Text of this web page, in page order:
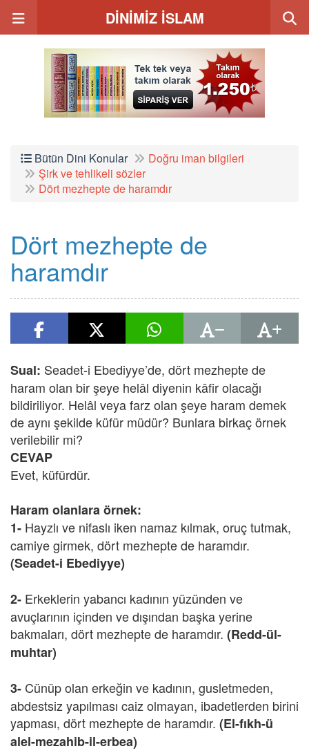
DİNİMİZ İSLAM
Bütün Dini Konular
Doğru iman bilgileri
Şirk ve tehlikeli sözler
Dört mezhepte de haramdır
Dört mezhepte de
haramdır
Sual: Seadet-i Ebediyye’de, dört mezhepte de
haram olan bir şeye helâl diyenin kâfir olacağı
bildiriliyor. Helâl veya farz olan şeye haram demek
de aynı şekilde küfür müdür? Bunlara birkaç örnek
verilebilir mi?
CEVAP
Evet, küfürdür.
Haram olanlara örnek:
1- Hayzlı ve nifaslı iken namaz kılmak, oruç tutmak,
camiye girmek, dört mezhepte de haramdır.
(Seadet-i Ebediyye)
2- Erkeklerin yabancı kadının yüzünden ve
avuçlarının içinden ve dışından başka yerine
bakmaları, dört mezhepte de haramdır. (Redd-ül-
muhtar)
3- Cünüp olan erkeğin ve kadının, gusletmeden,
abdestsiz yapılması caiz olmayan, ibadetlerden birini
yapması, dört mezhepte de haramdır. (El-fıkh-ü
alel-mezahib-il-erbea)